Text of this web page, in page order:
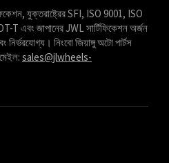
যুক্তরাষ্ট্রের SFI, ISO 9001, ISO
T এবং জাপানের JWL সার্টিফিকেশন অর্জন
নিংবো জিয়াঙ্গু অটো পার্টস
sales@jlwheels-
Azərbaycan dili
گؤنئی آذربایجان
অসমীয়া